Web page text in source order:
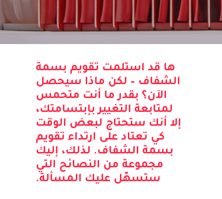
ها قد استلمت تقويم بسمة
الشفاف – لكن ماذا سيحصل
الآن؟ بقدر ما أنت متحمس
لمتابعة التغيير بإبتسامتك،
إلا أنك ستحتاج لبعض الوقت
كي تعتاد على ارتداء تقويم
بسمة الشفاف. لذلك، إليك
مجموعة من النصائح التي
ستسهّل عليك المسألة.